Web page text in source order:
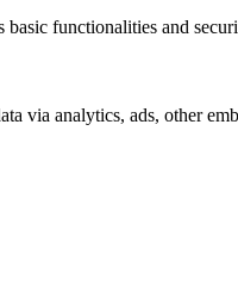
functionalities and
via analytics, ads, other